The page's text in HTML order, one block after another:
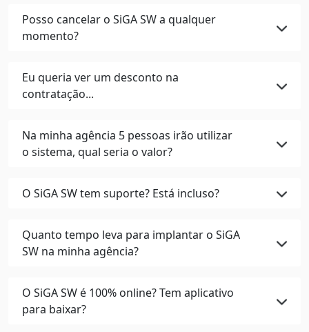
Posso cancelar o SiGA SW a qualquer
momento?
Eu queria ver um desconto na
contratação...
Na minha agência 5 pessoas irão utilizar
o sistema, qual seria o valor?
O SiGA SW tem suporte? Está incluso?
Quanto tempo leva para implantar o SiGA
SW na minha agência?
O SiGA SW é 100% online? Tem aplicativo
para baixar?